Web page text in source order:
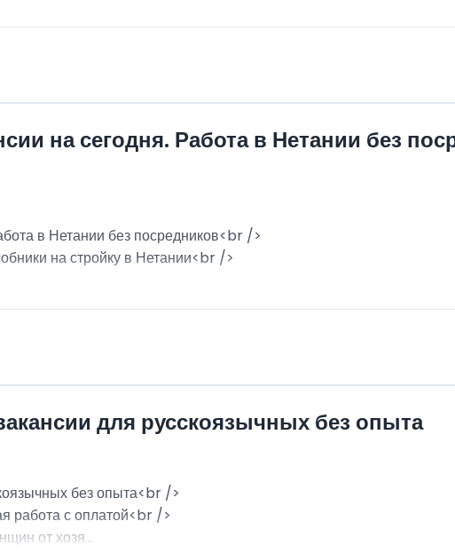
на сегодня. Работа в Нетании без
в Нетании без посредников<br />
на стройку в Нетании<br />
для русскоязычных без опыта
без опыта<br />
работа с оплатой<br />
от хозя...